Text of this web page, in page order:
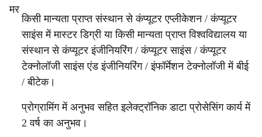
मर
किसी मान्यता प्राप्त संस्थान से कंप्यूटर एप्लीकेशन / कंप्यूटर
साइंस में मास्टर डिग्री या किसी मान्यता प्राप्त विश्वविद्यालय या
संस्थान से कंप्यूटर इंजीनियरिंग / कंप्यूटर साइंस / कंप्यूटर
टेक्नोलॉजी साइंस एंड इंजीनियरिंग / इंफॉर्मेशन टेक्नोलॉजी में बीई
/ बीटेक।
प्रोग्रामिंग में अनुभव सहित इलेक्ट्रॉनिक डाटा प्रोसेसिंग कार्य में
2 वर्ष का अनुभव।